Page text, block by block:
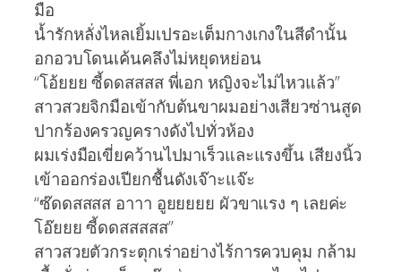
มือ
น้ำรักหลั่งไหลเยิ้มเปรอะเต็มกางเกงในสีดำนั้น
อกอวบโดนเค้นคลึงไม่หยุดหย่อน
“โอ้ยยย ซี้ดดสสสส พี่เอก หญิงจะไม่ไหวแล้ว”
สาวสวยจิกมือเข้ากับต้นขาผมอย่างเสียวซ่านสูด
ปากร้องครวญครางดังไปทั่วห้อง
ผมเร่งมือเขี่ยคว้านไปมาเร็วและแรงขึ้น เสียงนิ้ว
เข้าออกร่องเปียกชื้นดังเจ๊าะแจ๊ะ
“ซ๊ดดสสสส อาาา อูยยยยย ผัวขาแรง ๆ เลยค่ะ
โอ๊ยยย ซี้ดดสสสสส”
สาวสวยตัวกระตุกเร่าอย่างไร้การควบคุม กล้าม